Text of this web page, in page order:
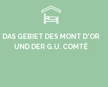
DAS GEBIET DES MONT D'OR
UND DER G.U. COMTÉ